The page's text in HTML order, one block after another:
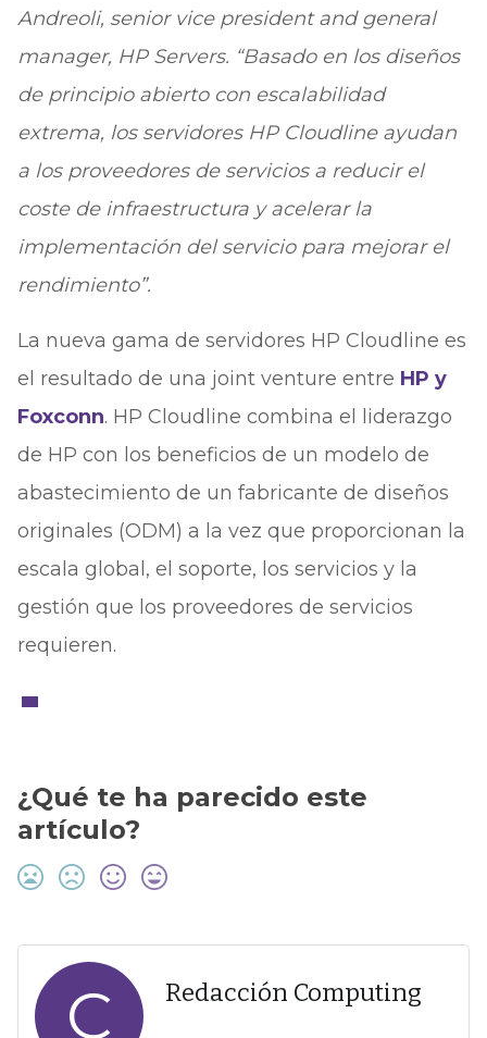
Andreoli, senior vice president and general
manager, HP Servers. “Basado en los diseños
de principio abierto con escalabilidad
extrema, los servidores HP Cloudline ayudan
a los proveedores de servicios a reducir el
coste de infraestructura y acelerar la
implementación del servicio para mejorar el
rendimiento”.
La nueva gama de servidores HP Cloudline es
el resultado de una joint venture entre HP y
Foxconn. HP Cloudline combina el liderazgo
de HP con los beneficios de un modelo de
abastecimiento de un fabricante de diseños
originales (ODM) a la vez que proporcionan la
escala global, el soporte, los servicios y la
gestión que los proveedores de servicios
requieren.
¿Qué te ha parecido este
artículo?
C Redacción Computing